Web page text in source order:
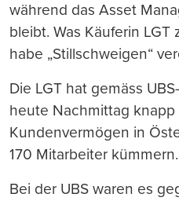
während das Asset
bleibt. Was Käuferin
habe „Stillschweigen“
Die LGT hat gemäss
heute Nachmittag knapp
Kundenvermögen in
170 Mitarbeiter kümmern.
Bei der UBS waren es